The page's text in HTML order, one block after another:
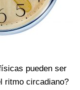
pueden ser
ritmo circadiano?